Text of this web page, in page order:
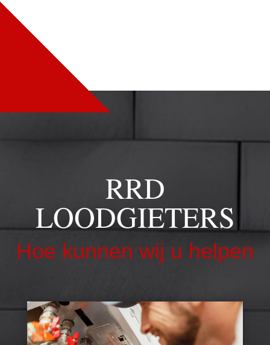
RRD
LOODGIETERS
Hoe kunnen wij u helpen